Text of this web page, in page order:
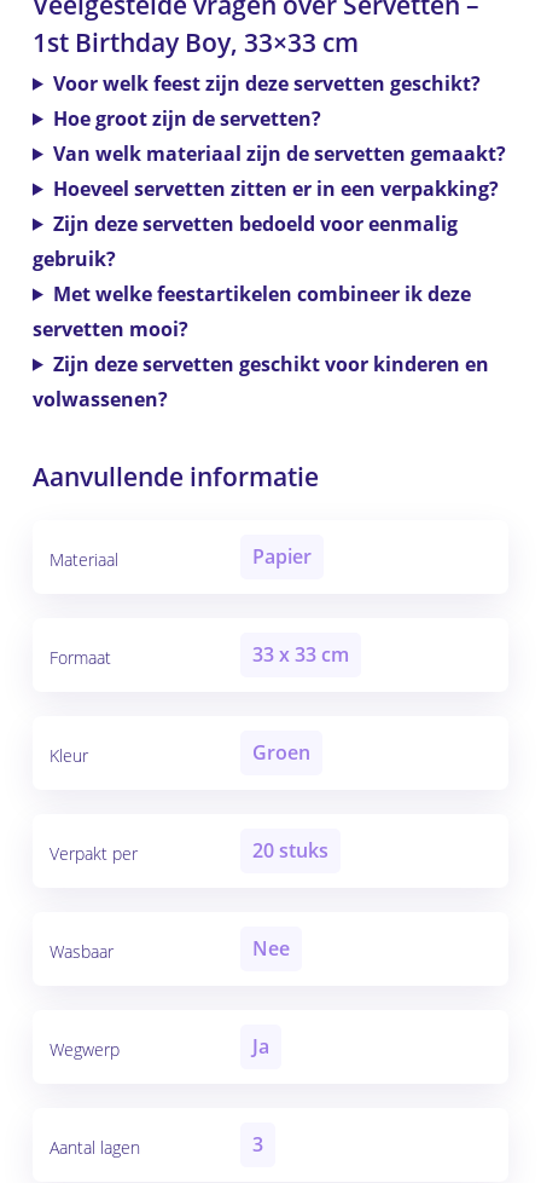
1st Birthday Boy, 33×33 cm
Voor welk feest zijn deze servetten geschikt?
Hoe groot zijn de servetten?
Van welk materiaal zijn de servetten gemaakt?
Hoeveel servetten zitten er in een verpakking?
Zijn deze servetten bedoeld voor eenmalig
gebruik?
Met welke feestartikelen combineer ik deze
servetten mooi?
Zijn deze servetten geschikt voor kinderen en
volwassenen?
Aanvullende informatie
Materiaal Papier
Formaat 33 x 33 cm
Kleur Groen
Verpakt per 20 stuks
Wasbaar Nee
Wegwerp Ja
Aantal lagen 3